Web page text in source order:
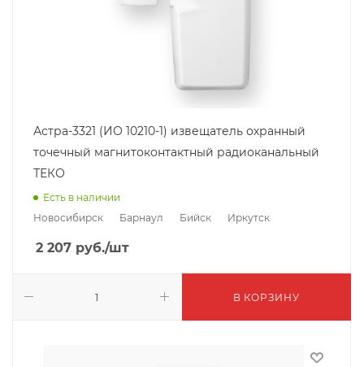
Астра-3321 (ИО 10210-1) извещатель охранный
точечный магнитоконтактный радиоканальный
ТЕКО
Есть в наличии
Новосибирск
Барнаул Бийск Иркутск
2 207 руб./шт
В КОРЗИНУ